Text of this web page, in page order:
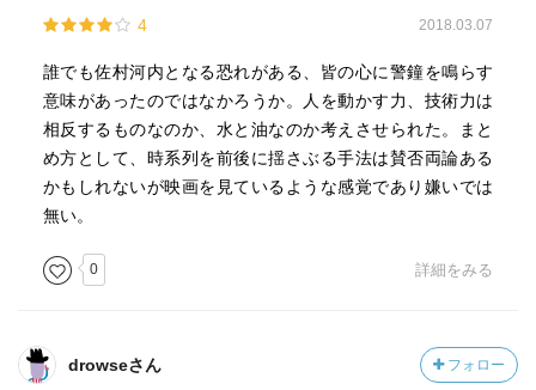
4 2018.03.07
誰でも佐村河内となる恐れがある、皆の心に警鐘を鳴らす
意味があったのではなかろうか。人を動かす力、技術力は
相反するものなのか、水と油なのか考えさせられた。まと
め方として、時系列を前後に揺さぶる手法は賛否両論ある
かもしれないが映画を見ているような感覚であり嫌いでは
無い。
0 詳細をみる
drowseさん フォロー